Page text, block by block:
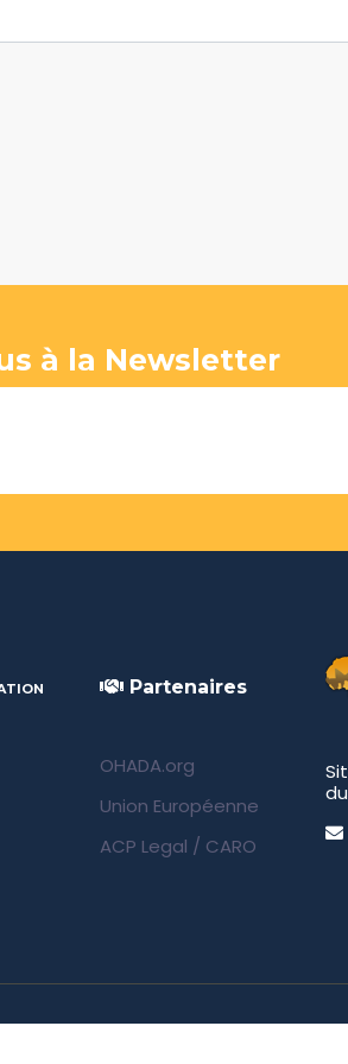
à la Newsletter
Partenaires
OHADA.org
Union Européenne
ACP Legal / CARO